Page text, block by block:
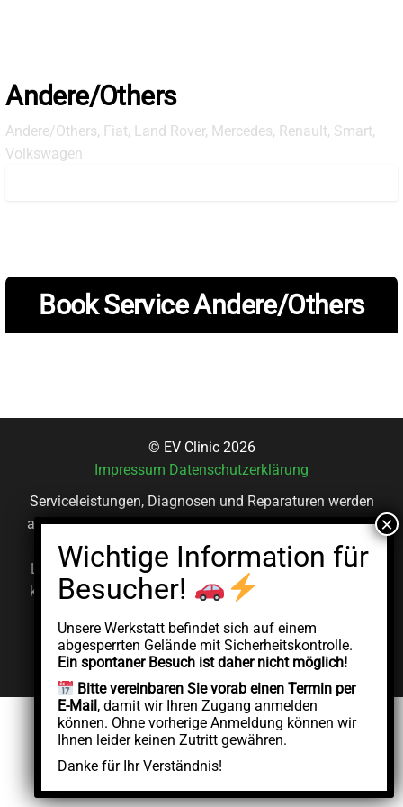
Andere/Others
Andere/Others, Fiat, Land Rover, Mercedes, Renault, Smart,
Volkswagen
Book Service Andere/Others
© EV Clinic 2026
Impressum Datenschutzerklärung
Serviceleistungen, Diagnosen und Reparaturen werden
ausschließlich von der autorisierten juristischen Person
AddCycle GMBH durchgeführt, die unabhängig unter
Lizenz der Marke EV Clinic agiert. EV Clinic übernimmt
keine Verantwortung für die Ausführung, das Ergebnis,
Schäden im Zusammenhang mit der erbrachten
Dienstleistung.
Unsere Werkstatt befindet sich auf einem
abgesperrten Gelände mit Sicherheitskontrolle.
Ein spontaner Besuch ist daher nicht möglich!
Bitte vereinbaren Sie vorab einen Termin per
E-Mail, damit wir Ihren Zugang anmelden
können. Ohne vorherige Anmeldung können wir
Ihnen leider keinen Zutritt gewähren.
Danke für Ihr Verständnis!